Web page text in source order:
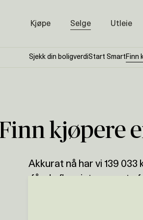
Kjøpe Selge Utleie
Sjekk din boligverdiStart Smart Finn
Finn kjøpere
Akkurat nå har vi 139 033
får du flere interesserte